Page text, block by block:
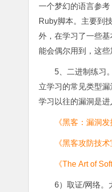
一个梦幻的语言参
Ruby脚本。主要到
外，在学习了一些
能会偶尔用到，这些
5、二进制练习
立学习的常见类型漏
学习以往的漏洞是进
《黑客：漏洞发
《黑客攻防技
《The Art of
6）取证/网络。